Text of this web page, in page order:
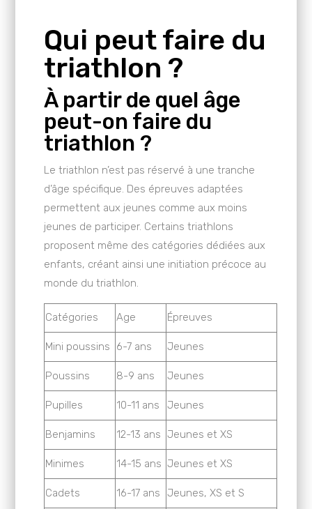
Qui peut faire du
triathlon ?
À partir de quel âge
peut-on faire du
triathlon ?
Le triathlon n’est pas réservé à une tranche
d’âge spécifique. Des épreuves adaptées
permettent aux jeunes comme aux moins
jeunes de participer. Certains triathlons
proposent même des catégories dédiées aux
enfants, créant ainsi une initiation précoce au
monde du triathlon.
Catégories Age Épreuves
Mini poussins 6-7 ans Jeunes
Poussins 8-9 ans Jeunes
Pupilles 10-11 ans Jeunes
Benjamins 12-13 ans Jeunes et XS
Minimes 14-15 ans Jeunes et XS
Cadets 16-17 ans Jeunes, XS et S